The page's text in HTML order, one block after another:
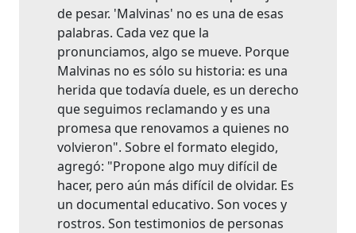
de pesar. 'Malvinas' no es una de esas
palabras. Cada vez que la
pronunciamos, algo se mueve. Porque
Malvinas no es sólo su historia: es una
herida que todavía duele, es un derecho
que seguimos reclamando y es una
promesa que renovamos a quienes no
volvieron". Sobre el formato elegido,
agregó: "Propone algo muy difícil de
hacer, pero aún más difícil de olvidar. Es
un documental educativo. Son voces y
rostros. Son testimonios de personas